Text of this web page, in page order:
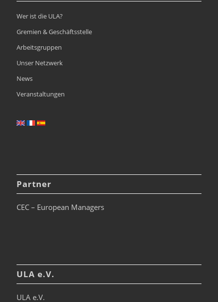
Wer ist die ULA?
Gremien & Geschäftsstelle
Arbeitsgruppen
Unser Netzwerk
News
Veranstaltungen
Partner
CEC – European Managers
ULA e.V.
ULA e.V.